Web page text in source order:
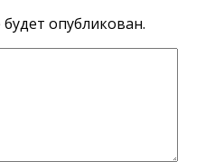
опубликован.